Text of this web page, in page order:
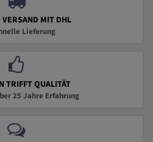
VERSAND MIT DHL
Lieferung
TRIFFT QUALITÄT
25 Jahre Erfahrung